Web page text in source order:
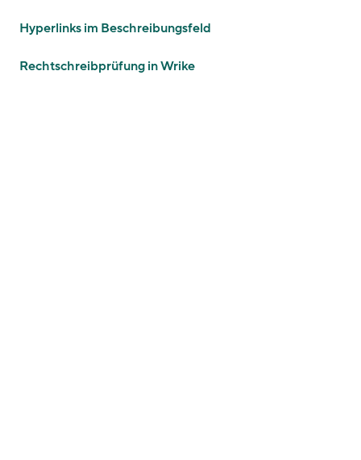
Hyperlinks im Beschreibungsfeld
Rechtschreibprüfung in Wrike